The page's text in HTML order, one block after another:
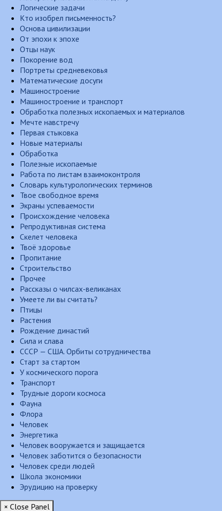
Логические задачи
Кто изобрел письменность?
Основа цивилизации
От эпохи к эпохе
Отцы наук
Покорение вод
Портреты средневековья
Математические досуги
Машиностроение
Машиностроение и транспорт
Обработка полезных ископаемых и материалов
Мечте навстречу
Первая стыковка
Новые материалы
Обработка
Полезные ископаемые
Работа по листам взаимоконтроля
Словарь культурологических терминов
Твое свободное время
Экраны успеваемости
Происхождение человека
Репродуктивная система
Скелет человека
Твоё здоровье
Пропитание
Строительство
Прочее
Рассказы о чилсах-великанах
Умеете ли вы считать?
Птицы
Растения
Рождение династий
Сила и слава
СССР — США. Орбиты сотрудничества
Старт за стартом
У космического порога
Транспорт
Трудные дороги космоса
Фауна
Флора
Человек
Энергетика
Человек вооружается и защищается
Человек заботится о безопасности
Человек среди людей
Школа экономики
Эрудицию на проверку
× Close Panel